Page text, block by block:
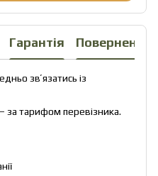
Гарантія Повернення
звʼязатись із
за тарифом перевізника.